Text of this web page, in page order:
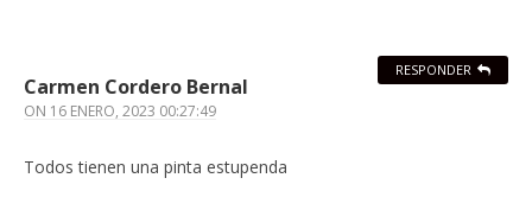
Carmen Cordero Bernal
ON 16 ENERO, 2023 00:27:49
Todos tienen una pinta estupenda
RESPONDER